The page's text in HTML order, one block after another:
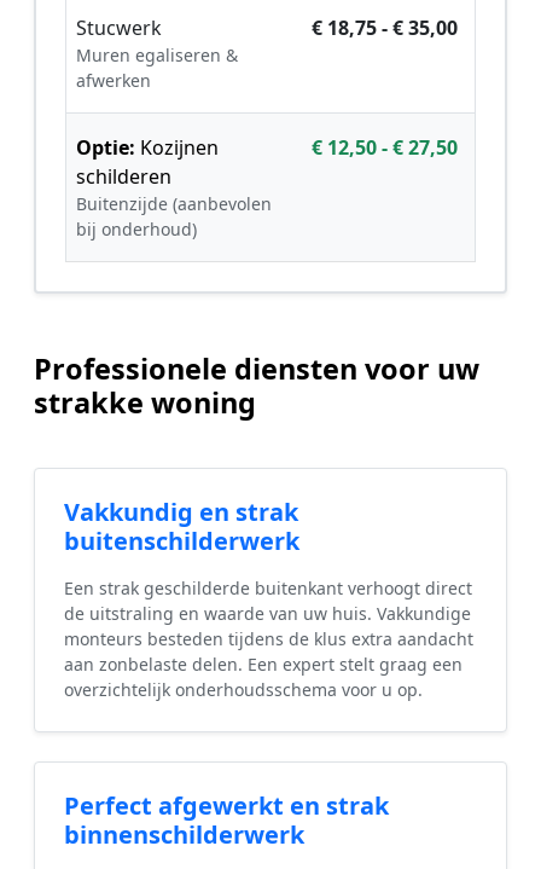
Stucwerk
Muren egaliseren &
afwerken
€ 18,75 - € 35,00
Optie: Kozijnen
schilderen
Buitenzijde (aanbevolen
bij onderhoud)
€ 12,50 - € 27,50
Professionele diensten voor uw
strakke woning
Vakkundig en strak
buitenschilderwerk
Een strak geschilderde buitenkant verhoogt direct
de uitstraling en waarde van uw huis. Vakkundige
monteurs besteden tijdens de klus extra aandacht
aan zonbelaste delen. Een expert stelt graag een
overzichtelijk onderhoudsschema voor u op.
Perfect afgewerkt en strak
binnenschilderwerk